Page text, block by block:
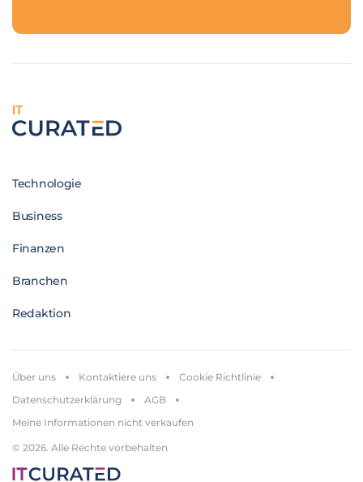
IT
Technologie
Business
Finanzen
Branchen
Redaktion
© 2026. Alle Rechte vorbehalten
Über uns Kontaktiere uns
Cookie Richtlinie
Datenschutzerklärung
AGB
Meine Informationen nicht verkaufen